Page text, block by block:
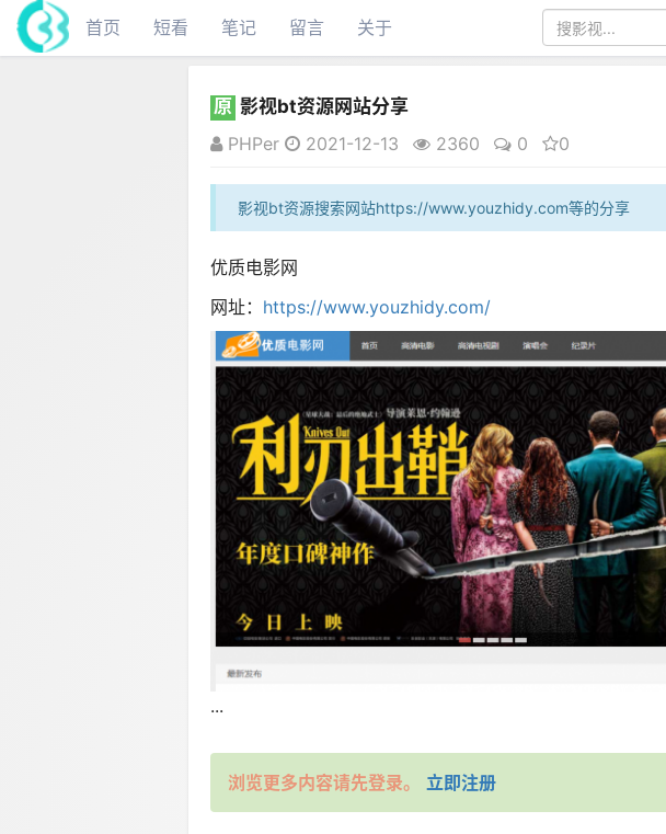
首页 短看 笔记 留言 关于
原 影视bt资源网站分享
PHPer
2021-12-13 2360 0 0
影视bt资源搜索网站https://www.youzhidy.com等的分享
优质电影网
网址： https://www.youzhidy.com/
...
浏览更多内容请先登录。 立即注册